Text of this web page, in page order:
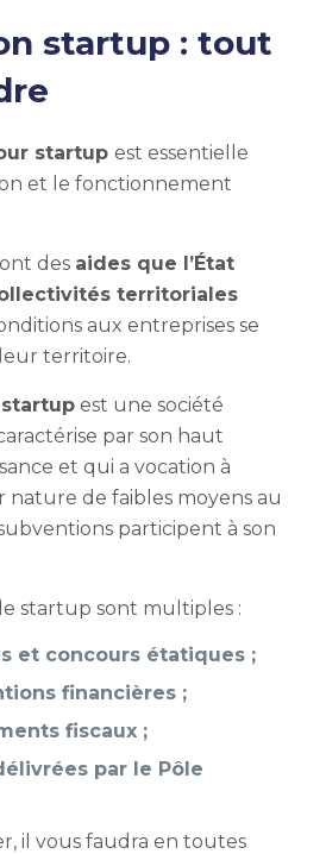
startup : tout
startup est essentielle
et le fonctionnement
des aides que l’État
territoriales
aux entreprises se
territoire.
startupest une société
par son haut
et qui a vocation à
nature de faibles moyens au
participent à son
startup sont multiples :
et concours étatiques ;
financières ;
fiscaux ;
par le Pôle
il vous faudra en toutes